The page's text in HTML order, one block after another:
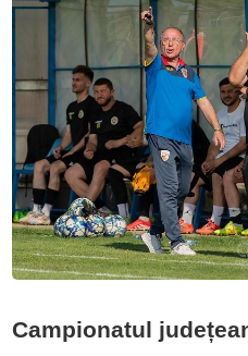
Campionatul